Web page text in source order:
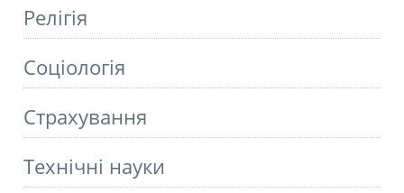
Релігія
Соціологія
Страхування
Технічні науки